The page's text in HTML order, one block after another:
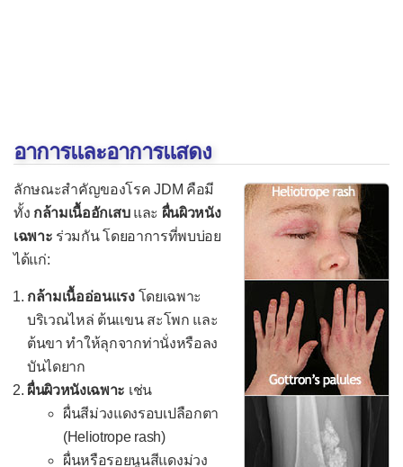
อาการและอาการแสดง
ลักษณะสำคัญของโรค JDM คือมี
ทั้ง กล้ามเนื้ออักเสบและ ผื่นผิวหนัง
เฉพาะ ร่วมกัน โดยอาการที่พบบ่อย
ได้แก่:
กล้ามเนื้ออ่อนแรงโดยเฉพาะ
บริเวณไหล่ ต้นแขน สะโพก และ
ต้นขา ทำให้ลุกจากท่านั่งหรือลง
บันไดยาก
ผื่นผิวหนังเฉพาะ เช่น
ผื่นสีม่วงแดงรอบเปลือกตา
(Heliotrope rash)
ผื่นหรือรอยนูนสีแดงม่วง